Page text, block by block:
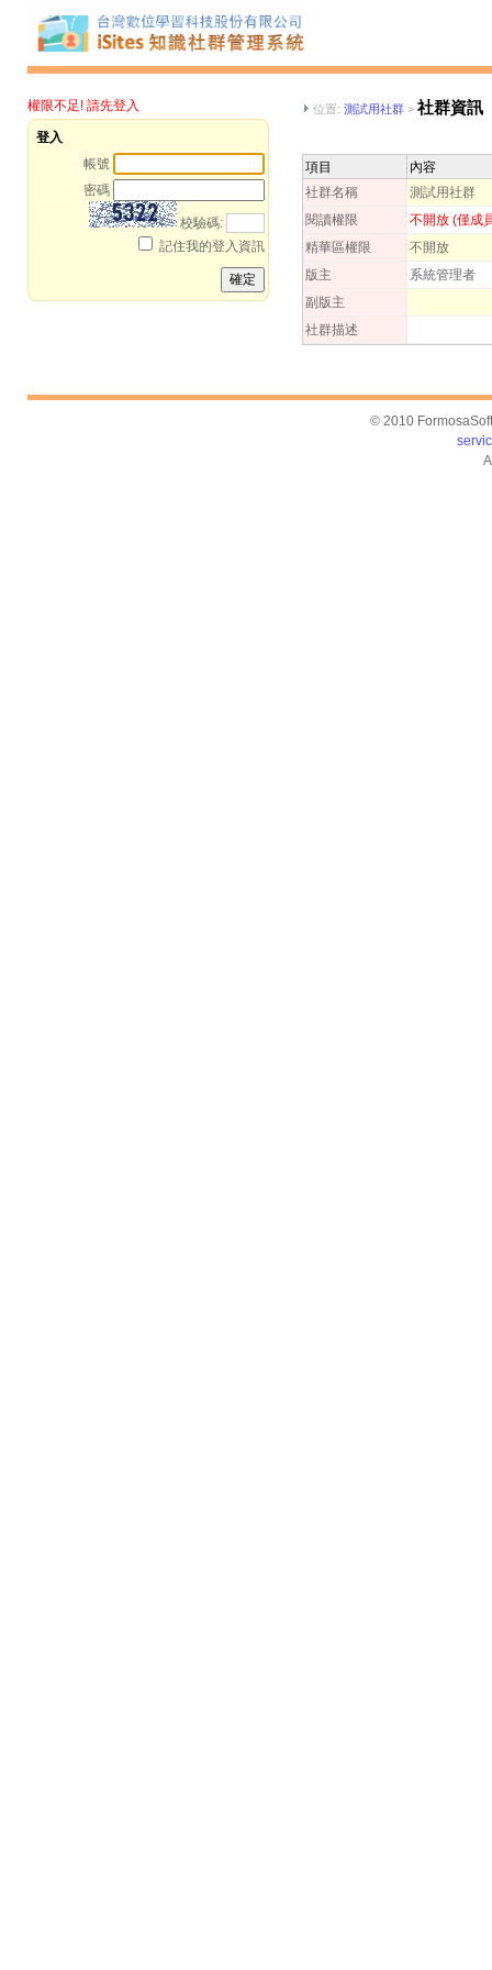
權限不足! 請先登入
登入
帳號
密碼
校驗碼:
記住我的登入資訊
位置: 測試用社群 > 社群資訊
項目
內容
社群名稱
測試用社群
閱讀權限
不開放 (僅成
精華區權限
不開放
版主
系統管理者
副版主
社群描述
© 2010